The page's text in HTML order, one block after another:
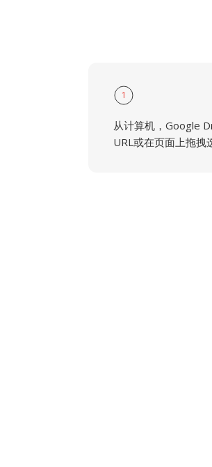
1
从计算机，Google
URL或在页面上拖拽